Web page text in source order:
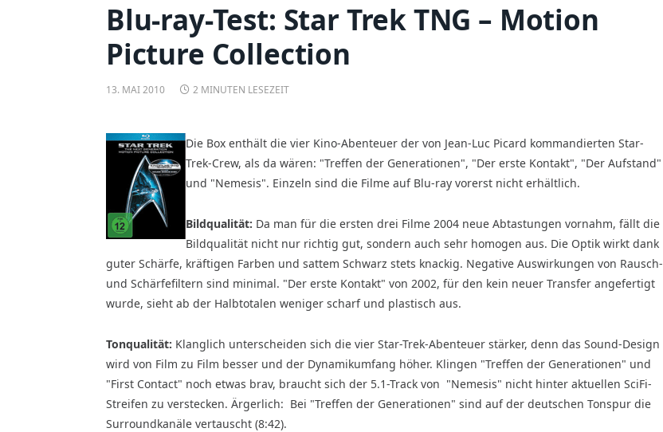
Blu-ray-Test: Star Trek TNG – Motion
Picture Collection
13. MAI 2010 2 MINUTEN LESEZEIT
Die Box enthält die vier Kino-Abenteuer der von Jean-Luc Picard komman­dierten Star-
Trek-Crew, als da wären: "Treffen der Generationen", "Der erste Kontakt", "Der Aufstand"
und "Nemesis". Einzeln sind die Filme auf Blu-ray vorerst nicht erhältlich.
Bildqualität: Da man für die ersten drei Filme 2004 neue Abtas­tungen vornahm, fällt die
Bildqualität nicht nur richtig gut, sondern auch sehr homogen aus. Die Optik wirkt dank
guter Schärfe, kräftigen Farben und sattem Schwarz stets knackig. Negative Auswirkungen von Rausch-
und Schärfefiltern sind minimal. "Der erste Kontakt" von 2002, für den kein neuer Transfer angefertigt
wurde, sieht ab der Halbtotalen weniger scharf und plastisch aus.
Tonqualität: Klanglich unterscheiden sich die vier Star-Trek-Abenteuer stärker, denn das Sound-Design
wird von Film zu Film besser und der Dynamikumfang höher. Klingen "Treffen der Generationen" und
"First Contact" noch etwas brav, braucht sich der 5.1-Track von "Nemesis" nicht hinter aktuellen SciFi-
Streifen zu verstecken. Ärgerlich: Bei "Treffen der Generationen" sind auf der deutschen Tonspur die
Surroundkanäle vertauscht (8:42).